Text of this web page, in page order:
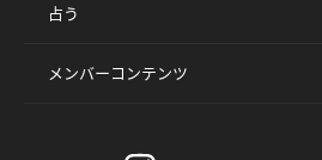
占う
メンバーコンテンツ